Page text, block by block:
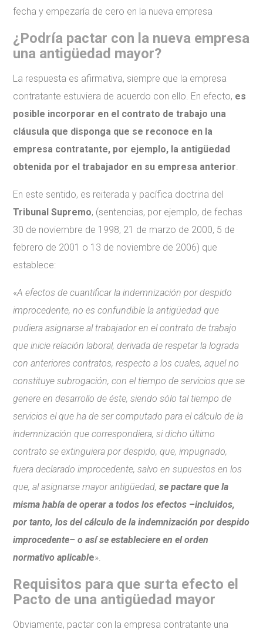
fecha y empezaría de cero en la nueva empresa
¿Podría pactar con la nueva empresa
una antigüedad mayor?
La respuesta es afirmativa, siempre que la empresa
contratante estuviera de acuerdo con ello. En efecto, es
posible incorporar en el contrato de trabajo una
cláusula que disponga que se reconoce en la
empresa contratante, por ejemplo, la antigüedad
obtenida por el trabajador en su empresa anterior.
En este sentido, es reiterada y pacífica doctrina del
Tribunal Supremo, (sentencias, por ejemplo, de fechas
30 de noviembre de 1998, 21 de marzo de 2000, 5 de
febrero de 2001 o 13 de noviembre de 2006) que
establece:
«A efectos de cuantificar la indemnización por despido
improcedente, no es confundible la antigüedad que
pudiera asignarse al trabajador en el contrato de trabajo
que inicie relación laboral, derivada de respetar la lograda
con anteriores contratos, respecto a los cuales, aquel no
constituye subrogación, con el tiempo de servicios que se
genere en desarrollo de éste, siendo sólo tal tiempo de
servicios el que ha de ser computado para el cálculo de la
indemnización que correspondiera, si dicho último
contrato se extinguiera por despido, que, impugnado,
fuera declarado improcedente, salvo en supuestos en los
que, al asignarse mayor antigüedad,se pactare que la
misma había de operar a todos los efectos –incluidos,
por tanto, los del cálculo de la indemnización por despido
improcedente– o así se estableciere en el orden
normativo aplicable».
Requisitos para que surta efecto el
Pacto de una antigüedad mayor
Obviamente, pactar con la empresa contratante una